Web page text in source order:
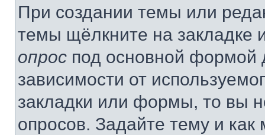
При создании темы или
темы щёлкните на
опрос под основной формой
зависимости от
закладки или формы, то вы
опросов. Задайте тему и